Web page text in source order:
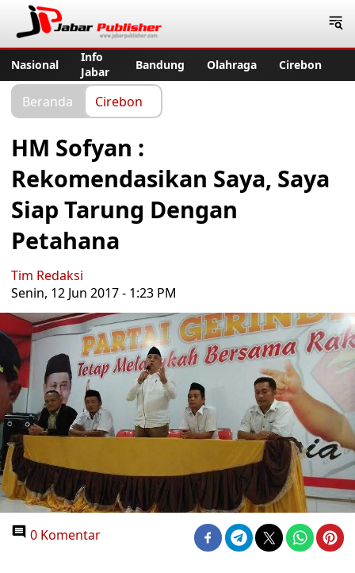
Nasional
Info
Jabar
Bandung Olahraga Cirebon
Beranda Cirebon
HM Sofyan :
Rekomendasikan Saya, Saya
Siap Tarung Dengan
Petahana
Tim Redaksi
Senin, 12 Jun 2017 - 1:23 PM
0 Komentar